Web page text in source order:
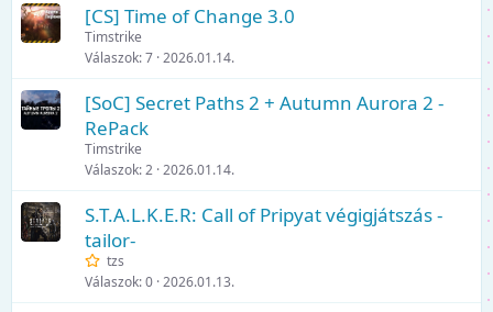
[CS] Time of Change 3.0
Timstrike
Válaszok 7 2026.01.14.
[SoC] Secret Paths 2 + Autumn Aurora 2 -
RePack
Timstrike
Válaszok 2 2026.01.14.
S.T.A.L.K.E.R: Call of Pripyat végigjátszás -
tailor-
tzs
Válaszok 0 2026.01.13.